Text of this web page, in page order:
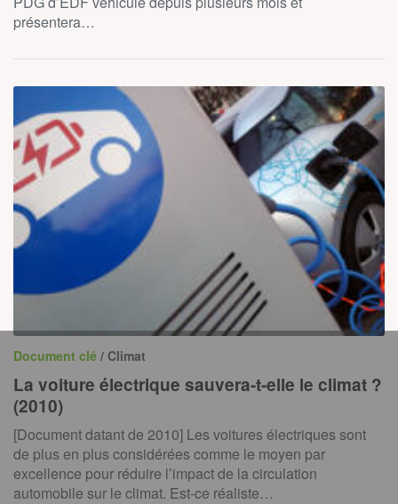
présentera…
Document clé / Climat
La voiture électrique sauvera-t-elle le climat ?
(2010)
[Document datant de 2010] Les voitures électriques sont
de plus en plus considérées comme le moyen par
excellence pour réduire l’impact de la circulation
automobile sur le climat. Est-ce réaliste…